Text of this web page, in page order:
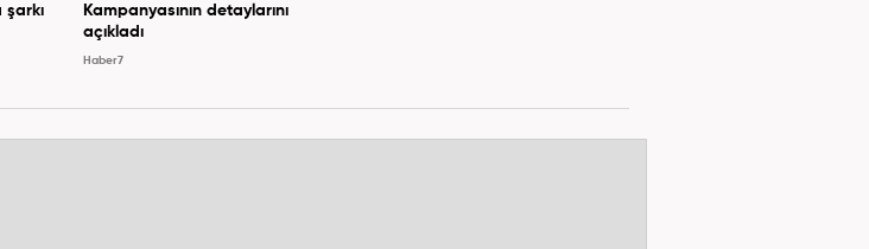
şarkı
Kampanyasının detaylarını
açıkladı
Haber7